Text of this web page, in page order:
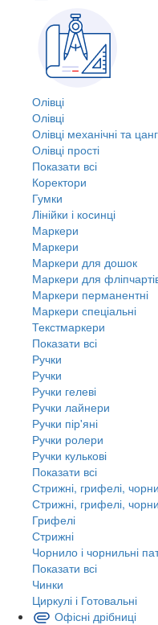
Олівці
Олівці
Олівці механічні та
Олівці прості
Показати всі
Коректори
Гумки
Лінійки і косинці
Маркери
Маркери
Маркери для дошок
Маркери для
Маркери перманентні
Маркери спеціальні
Текстмаркери
Показати всі
Ручки
Ручки
Ручки гелеві
Ручки лайнери
Ручки пір'яні
Ручки ролери
Ручки кулькові
Показати всі
Стрижні, грифелі,
Стрижні, грифелі,
Грифелі
Стрижні
Чорнило і чорнильні
Показати всі
Чинки
Циркулі і Готовальні
Офісні дрібниці